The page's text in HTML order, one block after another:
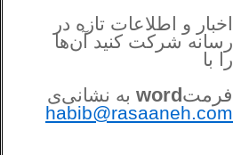
اخبار و اطلاعات تازه در
رسانه شرکت کنید آن‌ها
را با
فرمتword به نشانی‌ی
habib@rasaaneh.com